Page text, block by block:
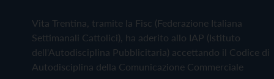
Vita Trentina, tramite la Fisc (Federazione Italiana
Settimanali Cattolici), ha aderito allo IAP (Istituto
dell'Autodisciplina Pubblicitaria) accettando il Codice di
Autodisciplina della Comunicazione Commerciale